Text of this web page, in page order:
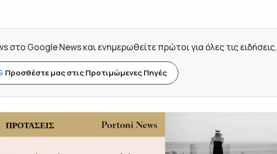
Google News και ενημερωθείτε πρώτοι για όλες τις ειδήσεις.
Προσθέστε μας στις Προτιμώμενες Πηγές